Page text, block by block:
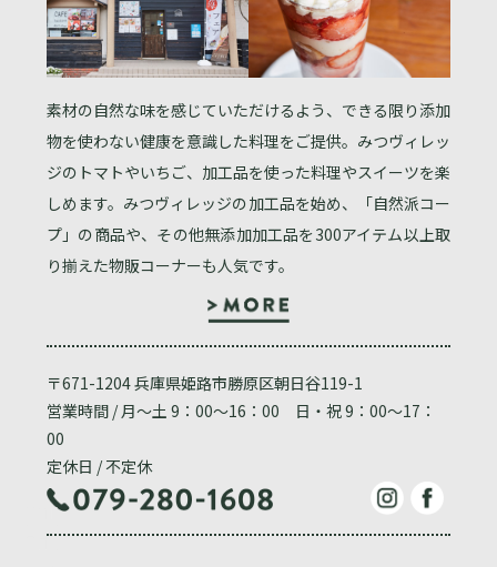
素材の自然な味を感じていただけるよう、できる限り添加
物を使わない健康を意識した料理をご提供。みつヴィレッ
ジのトマトやいちご、加工品を使った料理やスイーツを楽
しめます。みつヴィレッジの加工品を始め、「自然派コー
プ」の商品や、その他無添加加工品を300アイテム以上取
り揃えた物販コーナーも人気です。
〒671-1204 兵庫県姫路市勝原区朝日谷119-1
営業時間 / 月～土 9：00～16：00 日・祝 9：00～17：
00
定休日 / 不定休